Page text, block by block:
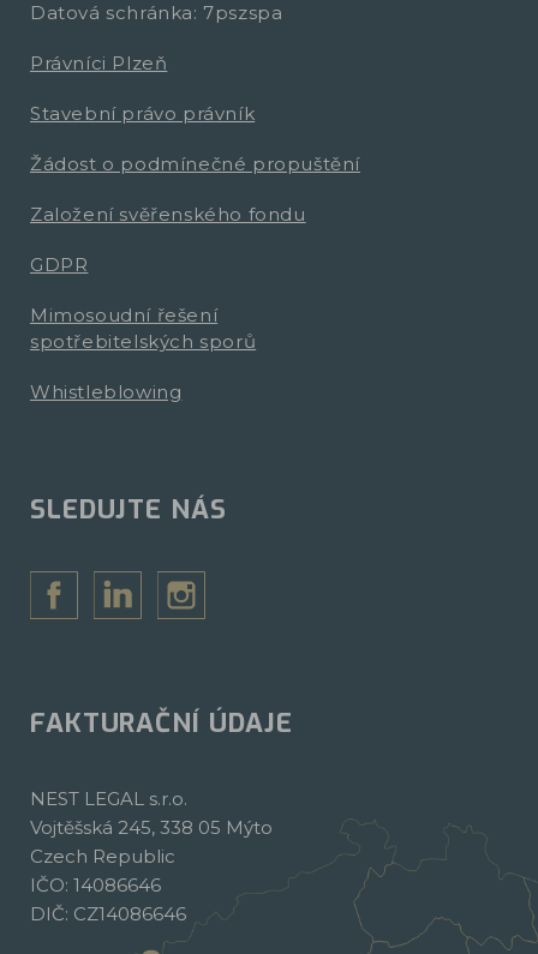
Datová schránka: 7pszspa
Právníci Plzeň
Stavební právo právník
Žádost o podmínečné propuštění
Založení svěřenského fondu
GDPR
Mimosoudní řešení
spotřebitelských sporů
Whistleblowing
SLEDUJTE NÁS
FAKTURAČNÍ ÚDAJE
NEST LEGAL s.r.o.
Vojtěšská 245, 338 05 Mýto
Czech Republic
IČO: 14086646
DIČ: CZ14086646